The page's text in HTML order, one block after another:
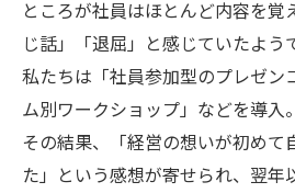
ところが社員はほとんど内容を覚
じ話」「退屈」と感じていたよう
私たちは「社員参加型のプレゼン
ム別ワークショップ」などを導入。
その結果、「経営の想いが初めて
た」という感想が寄せられ、翌年